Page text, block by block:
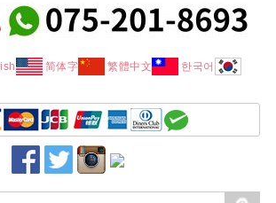
简体字 繁體中文 한국어